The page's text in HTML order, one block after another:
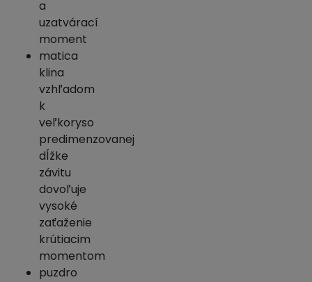
a
uzatvárací
moment
matica
klina
vzhľadom
k
veľkoryso
predimenzovanej
dĺžke
závitu
dovoľuje
vysoké
zaťaženie
krútiacim
momentom
puzdro